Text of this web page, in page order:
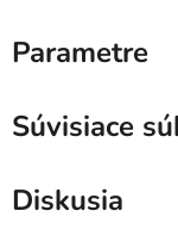
Parametre
Súvisiace
Diskusia